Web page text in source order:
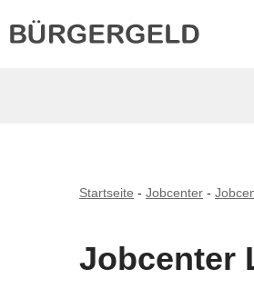
Startseite - Jobcenter -
Jobcenter